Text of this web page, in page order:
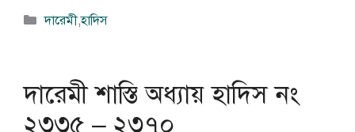
বিভাগ
দারেমী,হাদিস
দারেমী শাস্তি অধ্যায় হাদিস নং
২৩৩৫ – ২৩৭০